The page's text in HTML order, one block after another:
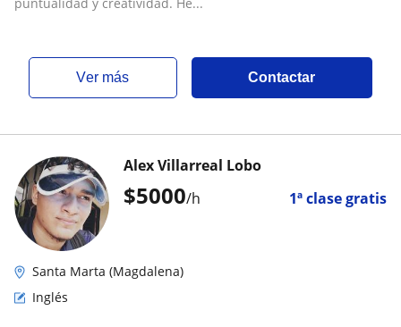
ver más Contactar
$5000/h 1ª clase gratis
Alex Villarreal Lobo
Santa Marta (Magdalena)
Inglés